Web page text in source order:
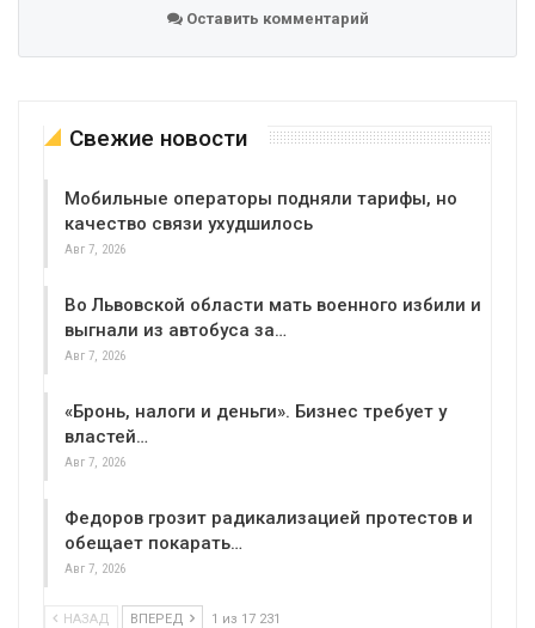
Оставить комментарий
Свежие новости
Мобильные операторы подняли тарифы, но
качество связи ухудшилось
Авг 7, 2026
Во Львовской области мать военного избили и
выгнали из автобуса за…
Авг 7, 2026
«Бронь, налоги и деньги». Бизнес требует у
властей…
Авг 7, 2026
Федоров грозит радикализацией протестов и
обещает покарать…
Авг 7, 2026
НАЗАД ВПЕРЕД 1 из 17 231